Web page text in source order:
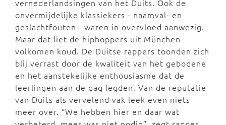
vernederlandsingen van het Duits. Ook de
onvermijdelijke klassiekers - naamval- en
geslachtfouten - waren in overvloed aanwezig.
Maar dat liet de hiphoppers uit München
volkomen koud. De Duitse rappers toonden zich
blij verrast door de kwaliteit van het gebodene
en het aanstekelijke enthousiasme dat de
leerlingen aan de dag legden. Van de reputatie
van Duits als vervelend vak leek even niets
meer over. “We hebben hier en daar wat